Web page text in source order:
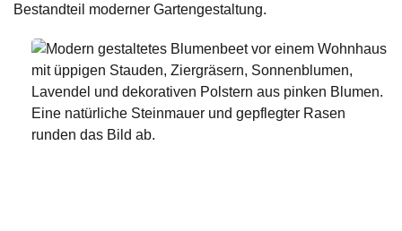
Bestandteil moderner Gartengestaltung.